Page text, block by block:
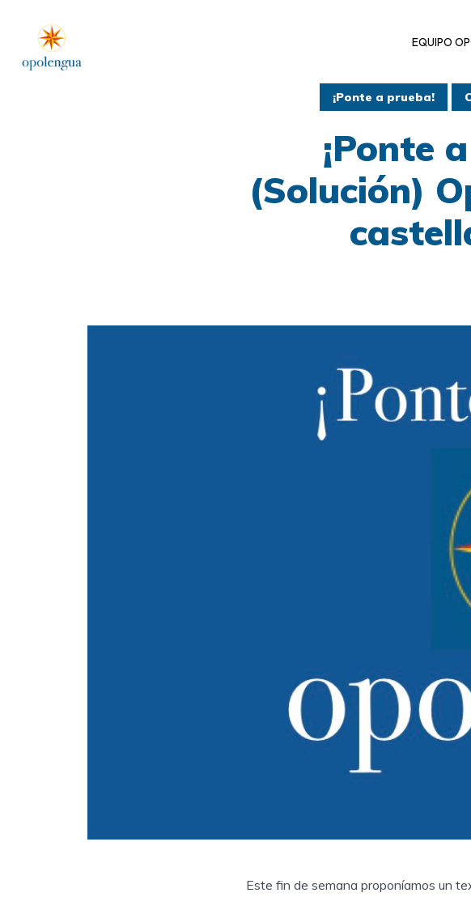
EQUIPO
¡Ponte a prueba!
¡Ponte
(Solución)
Este fin de semana proponíamos un